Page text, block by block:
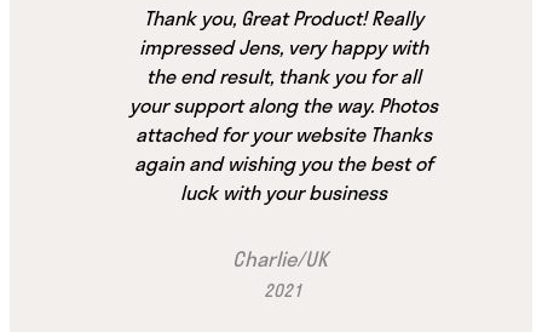
Thank you, Great Product! Really
impressed Jens, very happy with
the end result, thank you for all
your support along the way. Photos
attached for your website Thanks
again and wishing you the best of
luck with your business
Charlie/UK
2021